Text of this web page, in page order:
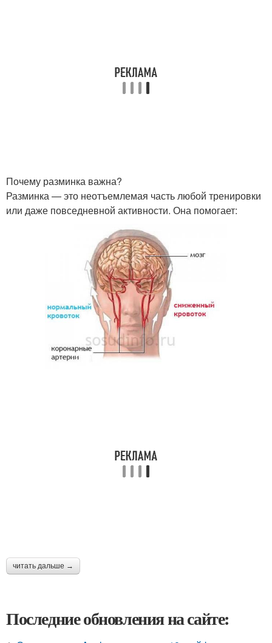
Почему разминка важна?
Разминка — это неотъемлемая часть любой тренировки
или даже повседневной активности. Она помогает:
читать дальше →
Последние обновления на сайте: